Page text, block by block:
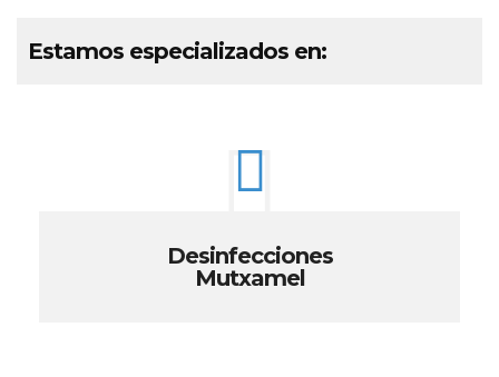
Estamos especializados en:
Desinfecciones
Mutxamel